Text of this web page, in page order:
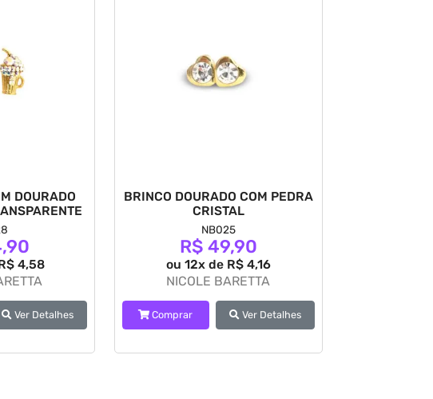
DOURADO
4,58
Ver Detalhes
BRINCO DOURADO COM PEDRA
CRISTAL
NB025
R$ 49,90
ou 12x de R$ 4,16
NICOLE BARETTA
Comprar Ver Detalhes